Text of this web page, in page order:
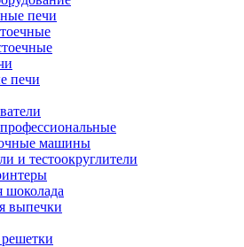
печи
печи
машины
и тестоокруглители
шоколада
выпечки